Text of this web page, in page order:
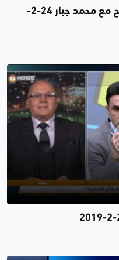
#حلقة جديدة من برنامج #بوضوح مع محمد جبار 24-2-